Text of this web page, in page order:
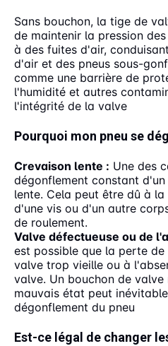
Sans bouchon, la tige de
de maintenir la pression
à des fuites d'air,
d'air et des pneus sous-
comme une barrière de
l'humidité et autres
l'intégrité de la valve
Pourquoi mon pneu se
Crevaison lente : Une des
dégonflement constant
lente. Cela peut être dû à
d'une vis ou d'un autre
de roulement.
Valve défectueuse ou de
est possible que la perte
valve trop vieille ou à
valve. Un bouchon de valve
mauvais état peut
dégonflement du pneu
Est-ce légal de changer